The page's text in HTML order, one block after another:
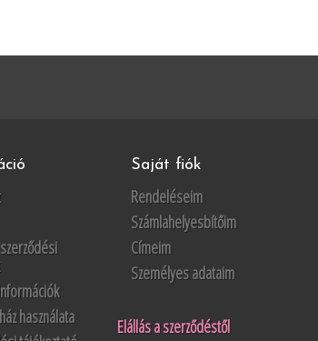
használata
Saját fiók
Rendeléseim
Számlahelyesbítőim
Címeim
Személyes adataim
Elállás a szerződéstől